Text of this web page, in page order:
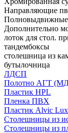
Направляющие
Полновыдвижные
Дополнительно
лоток для стол.
тандембоксы
столешница из
бутылочница
ЛДСП
Полотно АГТ
Пластик HPL
Пленка ПВХ
Пластик Alvic
Столешницы из
Столешницы из